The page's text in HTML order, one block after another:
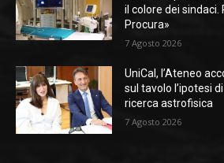
il colore dei sindaci.
Procura»
7 Agosto 2026
UniCal, l’Ateneo
sul tavolo l’ipotesi
ricerca astrofisica
7 Agosto 2026